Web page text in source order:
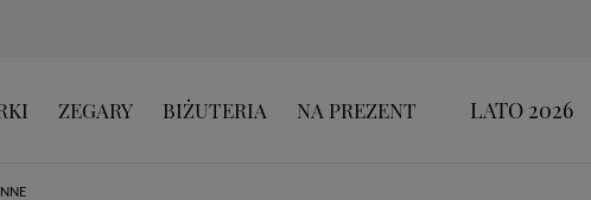
ZEGARY BIŻUTERIA NA PREZENT LATO 2026